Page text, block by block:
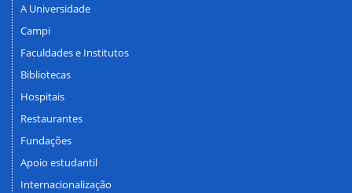
A Universidade
Campi
Faculdades e Institutos
Bibliotecas
Hospitais
Restaurantes
Fundações
Apoio estudantil
Internacionalização